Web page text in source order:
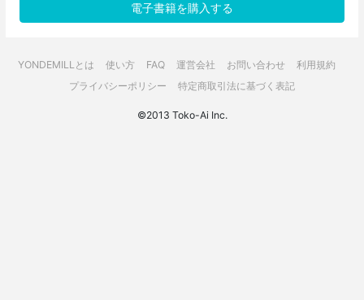
電子書籍を購入する
YONDEMILLとは 使い方 FAQ 運営会社 お問い合わせ
利用規約
プライバシーポリシー
特定商取引法に基づく表記
©2013 Toko-Ai Inc.